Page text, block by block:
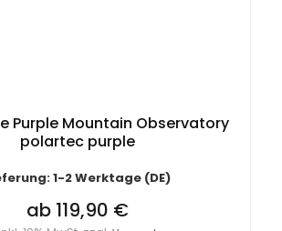
Purple Mountain Observatory
polartec purple
1-2 Werktage (DE)
ab 119,90 €